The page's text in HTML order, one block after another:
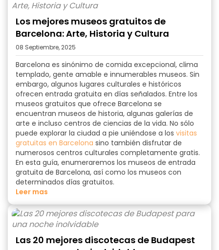
Los mejores museos gratuitos de
Barcelona: Arte, Historia y Cultura
08 Septiembre, 2025
Barcelona es sinónimo de comida excepcional, clima
templado, gente amable e innumerables museos. Sin
embargo, algunos lugares culturales e históricos
ofrecen entrada gratuita en días señalados. Entre los
museos gratuitos que ofrece Barcelona se
encuentran museos de historia, algunas galerías de
arte e incluso centros de ciencias de la vida. No sólo
puede explorar la ciudad a pie uniéndose a los visitas
gratuitas en Barcelona sino también disfrutar de
numerosos centros culturales completamente gratis.
En esta guía, enumeraremos los museos de entrada
gratuita de Barcelona, así como los museos con
determinados días gratuitos.
Leer mas
Las 20 mejores discotecas de Budapest